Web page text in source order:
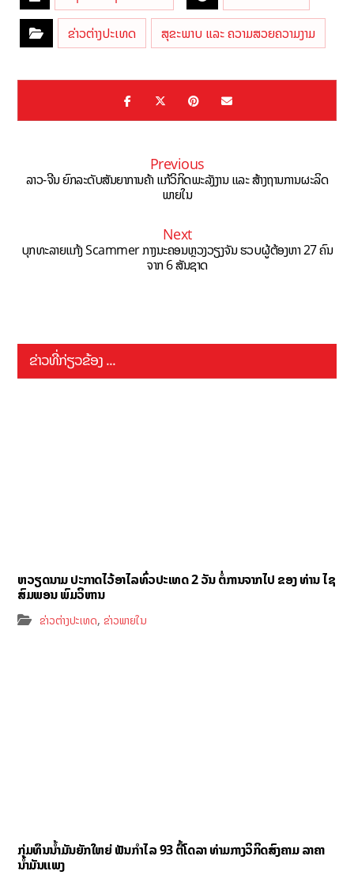
ຂ່າວຕ່າງປະເທດ ສຸຂະພາບ ແລະ ຄວາມສວຍຄວາມງາມ
Previous
ລາວ-ຈີນ ຍົກລະດັບສັນຍາການຄ້າ ແກ້ວິກິດພະລັງງານ ແລະ ສ້າງຖານການຜະລິດ
ພາຍໃນ
Next
ບຸກທະລາຍແກ້ງ Scammer ກາງນະຄອນຫຼວງວຽງຈັນ ຮວບຜູ້ຕ້ອງຫາ 27 ຄົນ
ຈາກ 6 ສັນຊາດ
ຂ່າວທີ່ກ່ຽວຂ້ອງ ...
ຫວຽດນາມ ປະກາດໄວ້ອາໄລທົ່ວປະເທດ 2 ວັນ ຕໍ່ການຈາກໄປ ຂອງ ທ່ານ ໄຊ
ສົມພອນ ພົມວິຫານ
ຂ່າວຕ່າງປະເທດ,ຂ່າວພາຍໃນ
ກຸ່ມທຶນນ້ຳມັນຍັກໃຫຍ່ ຟັນກຳໄລ 93 ຕື້ໂດລາ ທ່າມກາງວິກິດສົງຄາມ ລາຄາ
ນໍ້າມັນແພງ